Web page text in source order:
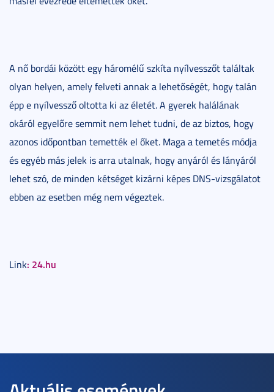
A nő bordái között egy háromélű szkíta nyílvesszőt találtak
olyan helyen, amely felveti annak a lehetőségét, hogy talán
épp e nyílvessző oltotta ki az életét. A gyerek halálának
okáról egyelőre semmit nem lehet tudni, de az biztos, hogy
azonos időpontban temették el őket. Maga a temetés módja
és egyéb más jelek is arra utalnak, hogy anyáról és lányáról
lehet szó, de minden kétséget kizárni képes DNS-vizsgálatot
ebben az esetben még nem végeztek.
Link: 24.hu